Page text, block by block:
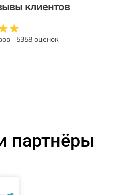
клиентов
5358 оценок
партнёры